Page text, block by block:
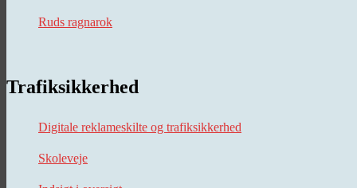
Ruds ragnarok
Trafiksikkerhed
Digitale reklameskilte og trafiksikkerhed
Skoleveje